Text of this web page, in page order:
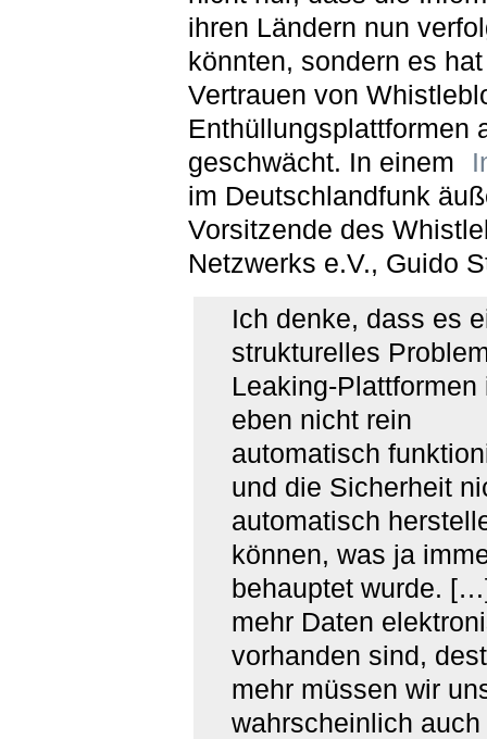
ihren Ländern nun
könnten, sondern es
Vertrauen von
Enthüllungsplattformen
geschwächt. In einem
im Deutschlandfunk
Vorsitzende des
Netzwerks e.V., Guido
Ich denke, dass es
strukturelles
Leaking-Plattformen
eben nicht rein
automatisch
und die Sicherheit
automatisch
können, was ja
behauptet wurde.
mehr Daten
vorhanden sind,
mehr müssen wir
wahrscheinlich auch